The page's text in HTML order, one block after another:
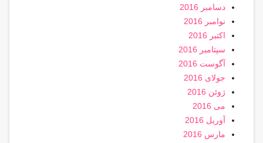
دسامبر 2016
نوامبر 2016
اکتبر 2016
سپتامبر 2016
آگوست 2016
جولای 2016
ژوئن 2016
می 2016
آوریل 2016
مارس 2016